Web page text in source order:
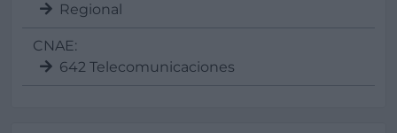
Regional
CNAE:
642 Telecomunicaciones